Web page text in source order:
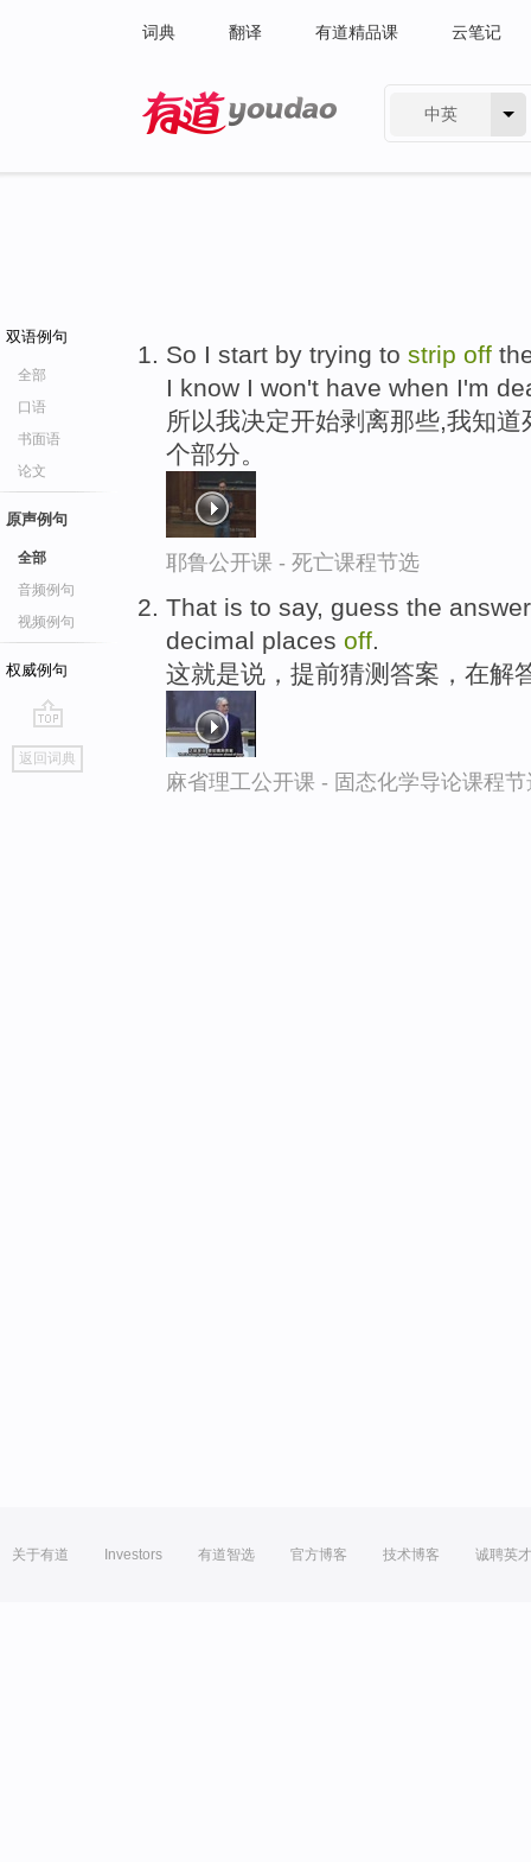
词典 翻译 有道精品课 云笔记
中英
双语例句
全部
口语
书面语
论文
原声例句
全部
音频例句
视频例句
权威例句
go
top
返回词典
So I start by trying to strip off
I know I won't have when I'm
所以我决定开始剥离那些,我知
个部分。
耶鲁公开课 - 死亡课程节选
That is to say, guess the
decimal places off.
这就是说，提前猜测答案，在解
麻省理工公开课 - 固态化学导论课程节
关于有道 Investors 有道智选 官方博客 技术博客 诚聘英才